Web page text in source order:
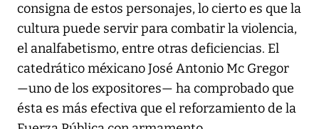
consigna de estos personajes, lo cierto es que la
cultura puede servir para combatir la violencia,
el analfabetismo, entre otras deficiencias. El
catedrático méxicano José Antonio Mc Gregor
—uno de los expositores— ha comprobado que
ésta es más efectiva que el reforzamiento de la